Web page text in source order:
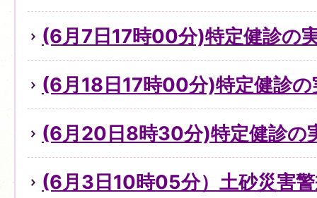
(6月7日17時00分)特定健診の
(6月18日17時00分)特定健診
(6月20日8時30分)特定健診の
(6月3日10時05分）土砂災害